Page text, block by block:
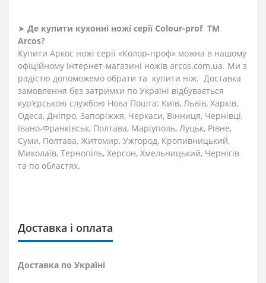
➤ Де купити кухонні ножі серії Сolour-prof ТМ
Arcos?
Купити Аркос ножі серії «Колор-проф» можна в нашому
офіційному інтернет-магазині ножів arcos.com.ua. Ми з
радістю допоможемо обрати та купити ніж. Доставка
замовлення без затримки по Україні відбувається
кур’єрською службою Нова Пошта: Київ, Львів, Харків,
Одеса, Дніпро, Запоріжжя, Черкаси, Вінниця, Чернівці,
Івано-Франківськ, Полтава, Маріуполь, Луцьк, Рівне,
Суми, Полтава, Житомир, Ужгород, Кропивницький,
Миколаїв, Тернопіль, Херсон, Хмельницький, Чернігів
та по областях.
Доставка і оплата
Доставка по Україні